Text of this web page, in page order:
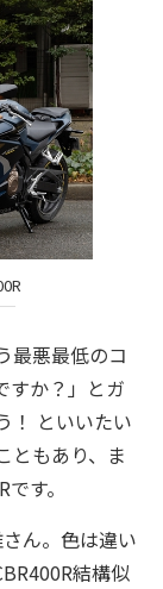
最悪最低のコ
すか？」とガ
！ といいたい
ともあり、ま
す。
ん。色は違い
結構似